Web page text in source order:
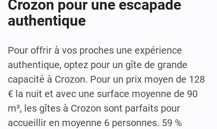
Crozon pour une escapade
authentique
Pour offrir à vos proches une expérience
authentique, optez pour un gîte de grande
capacité à Crozon. Pour un prix moyen de 128
€ la nuit et avec une surface moyenne de 90
m², les gîtes à Crozon sont parfaits pour
accueillir en moyenne 6 personnes. 59 %